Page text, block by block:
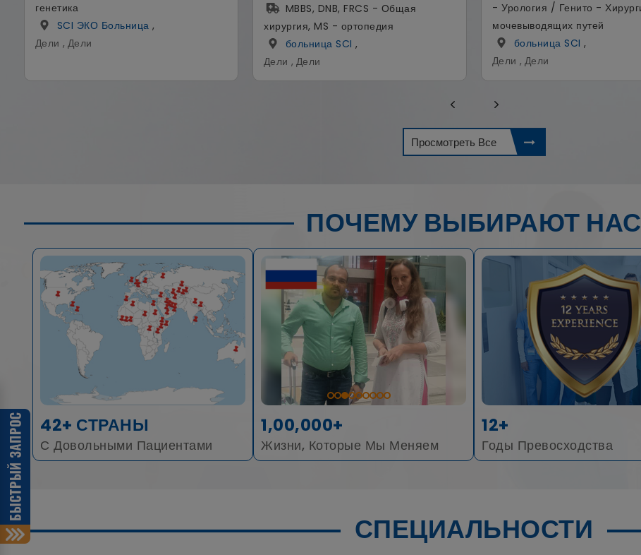
MBBS, DNB, FRCS - Общая
хирургия, MS - ортопедия
больница SCI
- Урология / Генито - Хирургия
мочевыводящих путей
больница SCI ,
Дели , Дели
(Имплантология)
Космодент,
Гуруграм , Харьяна
Просмотреть Все
ПОЧЕМУ ВЫБИРАЮТ НАС
42+ СТРАНЫ
С Довольными Пациентами
1,00,000+
Жизни, Которые Мы Меняем
12+
Годы Превосходства
СПЕЦИАЛЬНОСТИ